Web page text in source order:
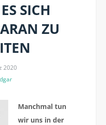
SICH
ZU
2020
Manchmal tun
wir uns in der